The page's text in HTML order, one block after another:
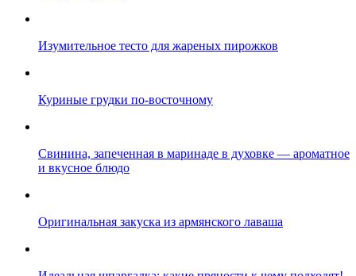
Изумительное тесто для жареных пирожков
Куриные грудки по-восточному
Свинина, запеченная в маринаде в духовке — ароматное
и вкусное блюдо
Оригинальная закуска из армянского лаваша